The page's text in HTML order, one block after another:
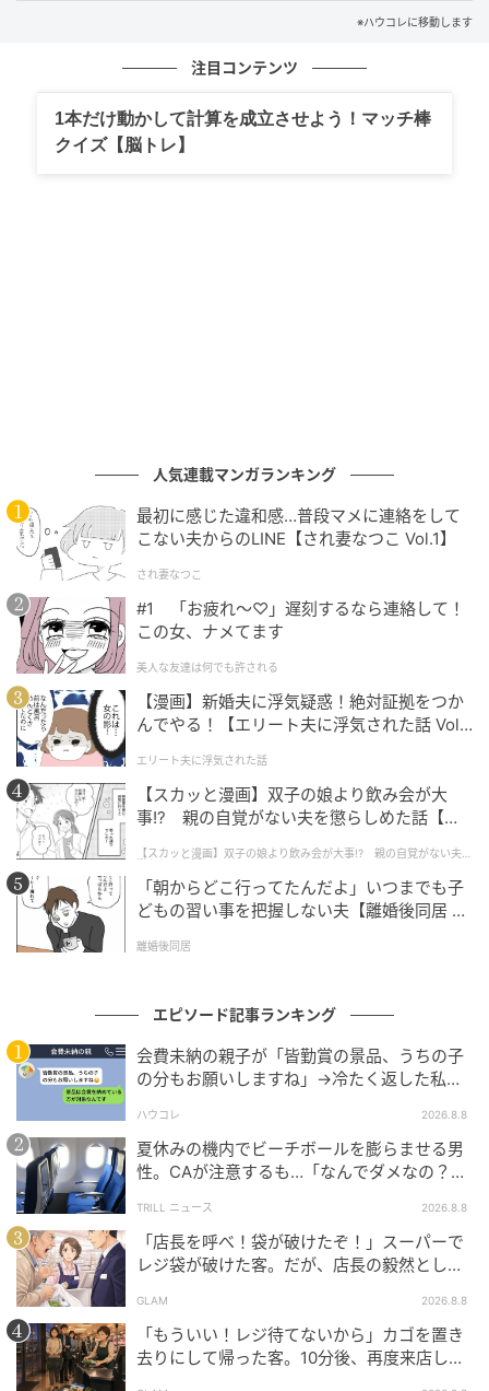
ようやく聞きました。「あの顔が写ってる写真、消し
たよね」
そして...
彼は、旅行中に私が少し泣いてしまった場面を写して
いたのだと説明しました。私自身は、海風で目元をぬ
ぐった程度のつもりでした。でも彼には、無理して笑
っている写真に見えたそうです。「あとで見返したと
きに、嫌な気持ちになるかと思った」と言われまし
た。
その理由を聞いて、すぐに安心したわけではありませ
ん。消す前に聞いてほしかった、という気持ちは残り
ました。けれど、彼が私を隠したかったわけではない
と分かり、張りつめていた疑いは少しほどけました。
次は、2人で並んだ顔の見える写真を、私から頼んでみ
ようと思います。消すか残すかを、どちらか1人で決め
ないためにも。写真に写る表情だけでなく、そのとき
（20代女性・会社員）
本記事は、ハウコレ読者への独自アンケートに寄せら
れた実体験をもとに制作していますが、個人が特定さ
れないよう、一部設定を変更しています。
（ハウコレ編集部）
元記事で読む
次の記事
充電１％のスマホで地図だけ送った俺が、彼
女に伝え損ねたこと
※ハウコレに移動します
注目コンテンツ
1本だけ動かして計算を成立させよう！マッチ棒
クイズ【脳トレ】
人気連載マンガランキング
最初に感じた違和感…普段マメに連絡をして
こない夫からのLINE【され妻なつこ Vol.1】
され妻なつこ
#1 「お疲れ〜♡」遅刻するなら連絡して！
この女、ナメてます
美人な友達は何でも許される
【漫画】新婚夫に浮気疑惑！絶対証拠をつか
んでやる！【エリート夫に浮気された話 Vol.
エリート夫に浮気された話
【スカッと漫画】双子の娘より飲み会が大
事!? 親の自覚がない夫を懲らしめた話【第1
【スカッと漫画】双子の娘より飲み会が大事!? 親の自覚がない夫を
懲らしめた話
「朝からどこ行ってたんだよ」いつまでも子
どもの習い事を把握しない夫【離婚後同居 Vo
離婚後同居
エピソード記事ランキング
会費未納の親子が「皆勤賞の景品、うちの子
の分もお願いしますね」→冷たく返した私が
ハウコレ 2026.8.8
夏休みの機内でビーチボールを膨らませる男
性。CAが注意するも…「なんでダメなの？」
TRILL ニュース 2026.8.8
「店長を呼べ！袋が破けたぞ！」スーパーで
レジ袋が破けた客。だが、店長の毅然とした
GLAM 2026.8.8
「もういい！レジ待てないから」カゴを置き
去りにして帰った客。10分後、再度来店した